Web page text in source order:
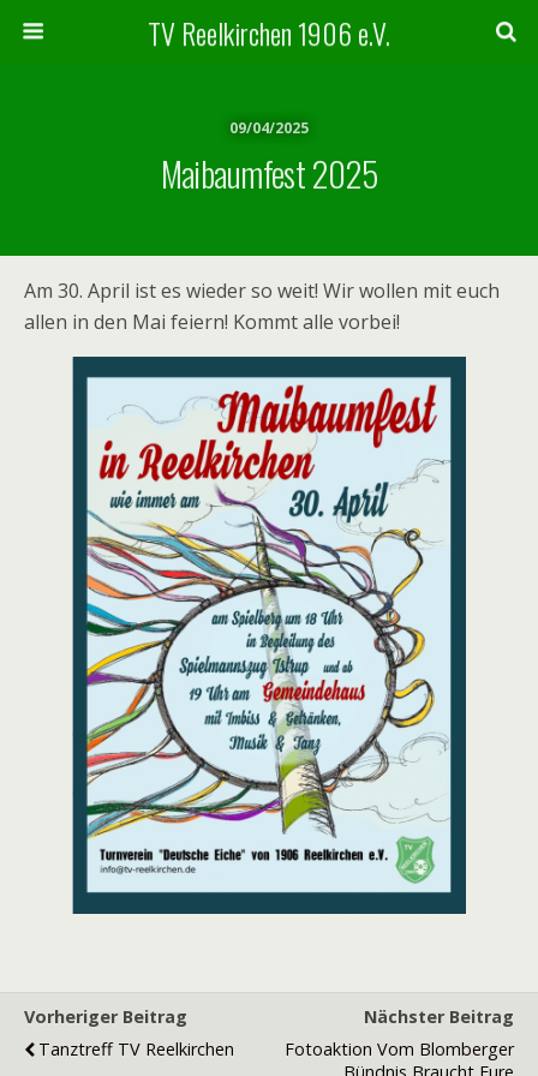
TV Reelkirchen 1906 e.V.
09/04/2025
Maibaumfest 2025
Am 30. April ist es wieder so weit! Wir wollen mit euch
allen in den Mai feiern! Kommt alle vorbei!
Vorheriger Beitrag
Tanztreff TV Reelkirchen
Nächster Beitrag
Fotoaktion Vom Blomberger